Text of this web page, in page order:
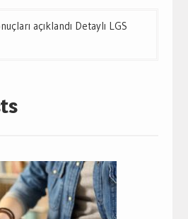
açıklandı Detaylı LGS